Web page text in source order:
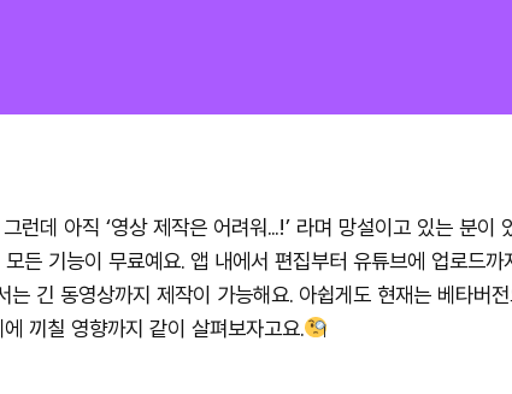
런데 아직 ‘영상 제작은 어려워…!’ 라며 망설이고 있는 분
모든 기능이 무료예요. 앱 내에서 편집부터 유튜브에 업로
긴 동영상까지 제작이 가능해요. 아쉽게도 현재는 베타
끼칠 영향까지 같이 살펴보자고요.